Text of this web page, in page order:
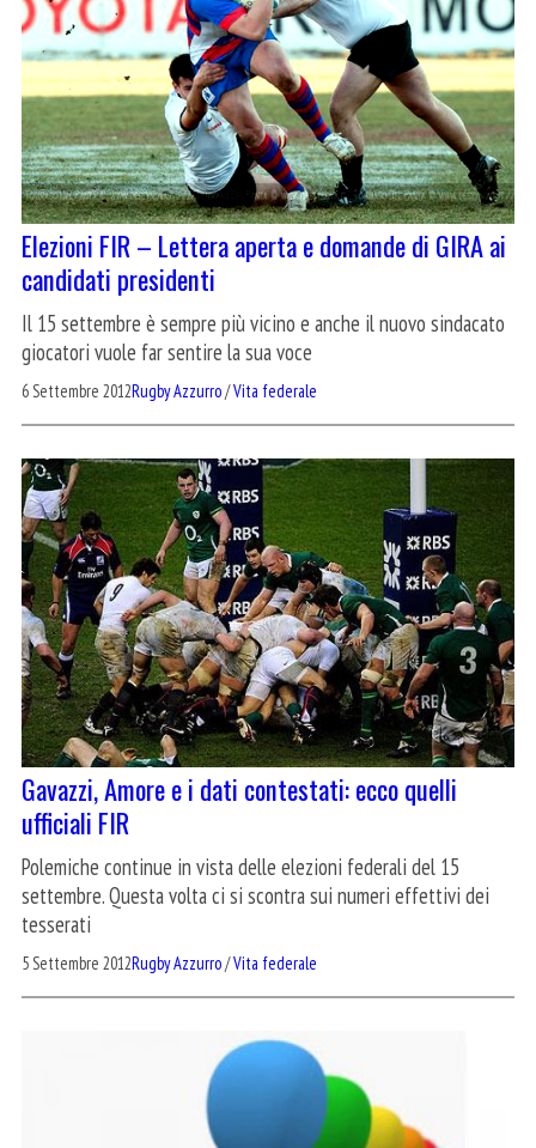
Elezioni FIR – Lettera aperta e domande di GIRA ai
candidati presidenti
Il 15 settembre è sempre più vicino e anche il nuovo sindacato
giocatori vuole far sentire la sua voce
6 Settembre 2012Rugby Azzurro/Vita federale
Gavazzi, Amore e i dati contestati: ecco quelli
ufficiali FIR
Polemiche continue in vista delle elezioni federali del 15
settembre. Questa volta ci si scontra sui numeri effettivi dei
tesserati
5 Settembre 2012Rugby Azzurro/Vita federale